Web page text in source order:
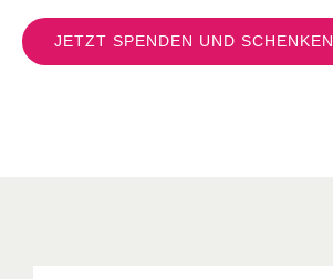
JETZT SPENDEN UND SCHENKEN